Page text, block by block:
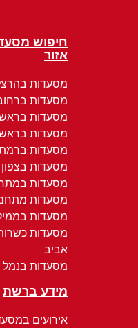
חיפוש
אזור
מסעדות
מסעדות
מסעדות
מסעדות בראש
מסעדות ברמת
מסעדות בצפון
מסעדות
מסעדות
מסעדות
מסעדות
אביב
מסעדות בנמל
מידע ברשת
אירועים